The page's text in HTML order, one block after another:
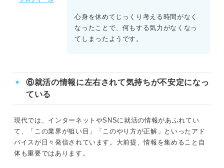
心身を休めてじっくり考える時間がなく
なったことで、何もする気力がなくなっ
てしまったようです。
⑥就活の情報に左右されて気持ちが不安定になっ
ている
現代では、インターネットやSNSに就活の情報があふれてい
て、「この業界が狙い目」「このやり方が正解」といったアド
バイスが日々発信されています。大前提、情報を集めること自
体も重要ではあります。